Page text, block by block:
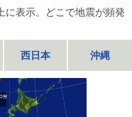
に表示。どこで地震が頻発
西日本 沖縄